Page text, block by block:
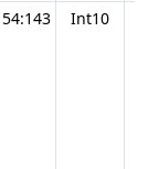
54:143 Int10